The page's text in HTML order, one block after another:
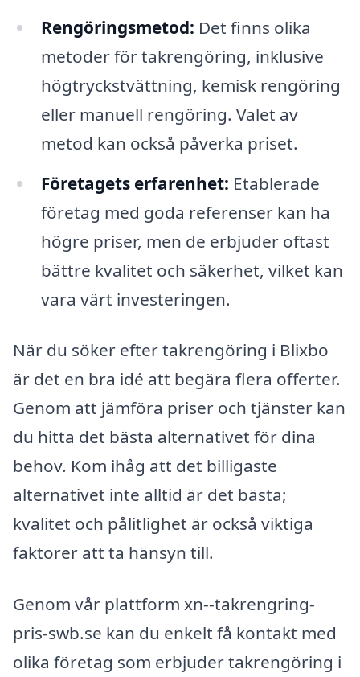
Rengöringsmetod: Det finns olika
metoder för takrengöring, inklusive
högtryckstvättning, kemisk rengöring
eller manuell rengöring. Valet av
metod kan också påverka priset.
Företagets erfarenhet: Etablerade
företag med goda referenser kan ha
högre priser, men de erbjuder oftast
bättre kvalitet och säkerhet, vilket kan
vara värt investeringen.
När du söker efter takrengöring i Blixbo
är det en bra idé att begära flera offerter.
Genom att jämföra priser och tjänster kan
du hitta det bästa alternativet för dina
behov. Kom ihåg att det billigaste
alternativet inte alltid är det bästa;
kvalitet och pålitlighet är också viktiga
faktorer att ta hänsyn till.
Genom vår plattform xn--takrengring-
pris-swb.se kan du enkelt få kontakt med
olika företag som erbjuder takrengöring i